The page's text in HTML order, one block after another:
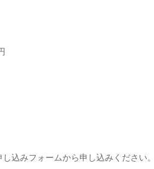
込みフォームから申し込みください。